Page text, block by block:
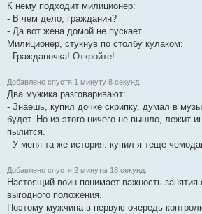
К нему подходит милиционер:
- В чем дело, гражданин?
- Да вот жена домой не пускает.
Милиционер, стукнув по столбу кулаком:
- Гражданочка! Откройте!
Добавлено спустя 1 минуту 8 секунд:
Два мужика разговаривают:
- Знаешь, купил дочке скрипку, думал в
будет. Но из этого ничего не вышло, лежит
пылится.
- У меня та же история: купил я теще
Добавлено спустя 2 минуты 18 секунд:
Настоящий воин понимает важность занятия
выгодного положения.
Поэтому мужчина в первую очередь